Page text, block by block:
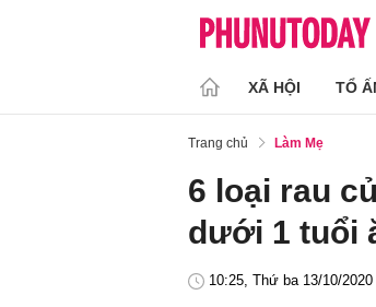
XÃ HỘI TỔ
Trang chủ Làm Mẹ
6 loại rau
dưới 1 tuổi
10:25, Thứ ba 13/10/2020